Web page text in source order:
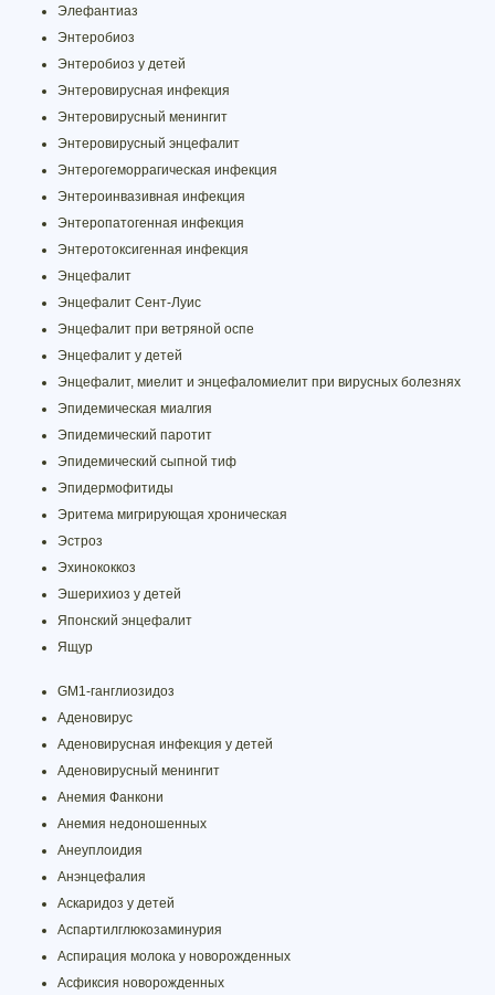
Элефантиаз
Энтеробиоз
Энтеробиоз у детей
Энтеровирусная инфекция
Энтеровирусный менингит
Энтеровирусный энцефалит
Энтерогеморрагическая инфекция
Энтероинвазивная инфекция
Энтеропатогенная инфекция
Энтеротоксигенная инфекция
Энцефалит
Энцефалит Сент-Луис
Энцефалит при ветряной оспе
Энцефалит у детей
Энцефалит, миелит и энцефаломиелит при вирусных болезнях
Эпидемическая миалгия
Эпидемический паротит
Эпидемический сыпной тиф
Эпидермофитиды
Эритема мигрирующая хроническая
Эстроз
Эхинококкоз
Эшерихиоз у детей
Японский энцефалит
Ящур
GM1-ганглиозидоз
Аденовирус
Аденовирусная инфекция у детей
Аденовирусный менингит
Анемия Фанкони
Анемия недоношенных
Анеуплоидия
Анэнцефалия
Аскаридоз у детей
Аспартилглюкозаминурия
Аспирация молока у новорожденных
Асфиксия новорожденных